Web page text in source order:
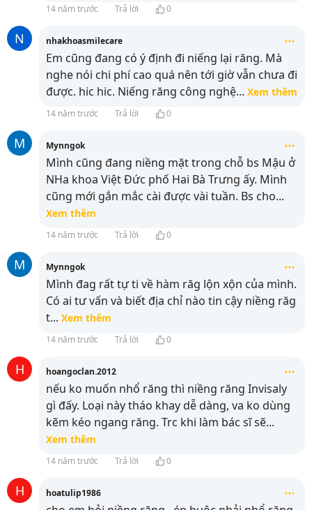
14 năm trước Trả lời 0
N nhakhoasmilecare
Em cũng đang có ý định đi niếng lại răng. Mà
nghe nói chi phí cao quá nên tới giờ vẫn chưa đi
được. hic hic. Niếng răng công nghệ... Xem thêm
14 năm trước Trả lời 0
M Mynngok
Mình cũng đang niềng mặt trong chỗ bs Mậu ở
NHa khoa Việt Đức phố Hai Bà Trưng ấy. Mình
cũng mới gắn mắc cài được vài tuần. Bs cho...
Xem thêm
14 năm trước Trả lời 0
M Mynngok
Mình đag rất tự ti về hàm răg lộn xộn của mình.
Có ai tư vấn và biết địa chỉ nào tin cậy niềng răg
t... Xem thêm
14 năm trước Trả lời 0
H hoangoclan.2012
nếu ko muốn nhổ răng thì niềng răng Invisaly
gì đấy. Loại này tháo khay dễ dàng, va ko dùng
kẽm kéo ngang răng. Trc khi làm bác sĩ sẽ...
Xem thêm
14 năm trước Trả lời 0
H hoatulip1986